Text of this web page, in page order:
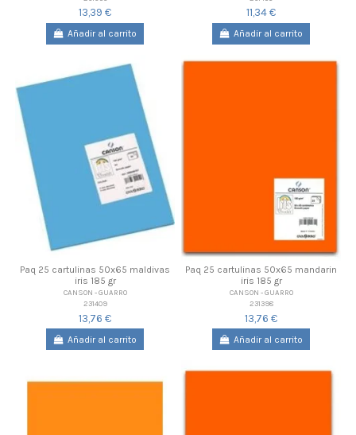
13,39 €
Añadir al carrito
11,34 €
Añadir al carrito
Paq 25 cartulinas 50x65 maldivas
iris 185 gr
CANSON - GUARRO
231409
13,76 €
Añadir al carrito
Paq 25 cartulinas 50x65 mandarin
iris 185 gr
CANSON - GUARRO
231398
13,76 €
Añadir al carrito